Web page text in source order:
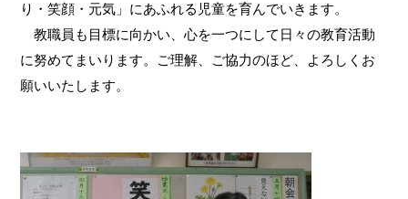
り・笑顔・元気」にあふれる児童を育んでいきます。
教職員も目標に向かい、心を一つにして日々の教育活動
に努めてまいります。ご理解、ご協力のほど、よろしくお
願いいたします。